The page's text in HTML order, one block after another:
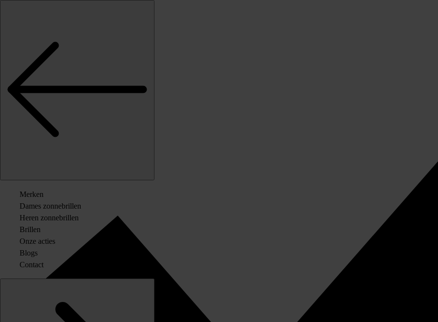
Merken
Dames zonnebrillen
Heren zonnebrillen
Brillen
Onze acties
Blogs
Contact